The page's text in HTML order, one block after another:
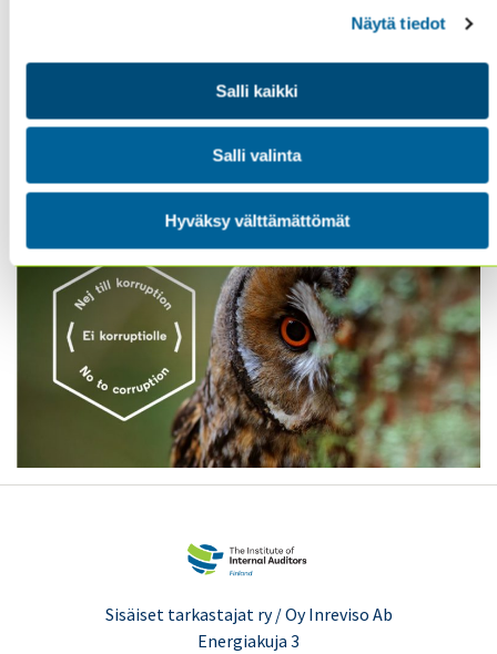
Näytä tiedot
Salli kaikki
Salli valinta
Hyväksy välttämättömät
. Lisätietoa kampanjan osalta löydät
”SANO EI KORRUPTIOLLE -kampanjaan” | Sisäiset
Sisäiset tarkastajat ry / Oy Inreviso Ab
Energiakuja 3